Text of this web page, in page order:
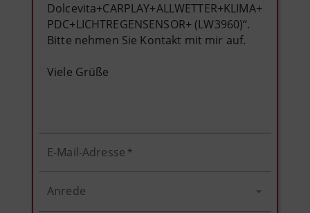
E-Mail-Adresse *
Anrede